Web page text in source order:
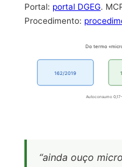
Portal: portal DGEG.
Procedimento:
Do termo
162/2019
Autoconsumo
“ainda ouço